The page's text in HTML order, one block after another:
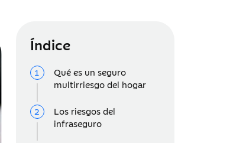
Índice
Qué es un seguro
multirriesgo del hogar
Los riesgos del
infraseguro